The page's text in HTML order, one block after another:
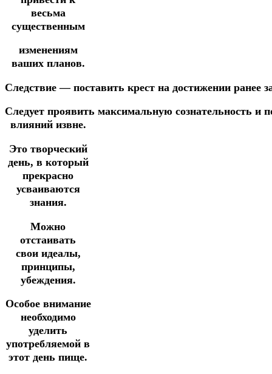
весьма
существенным
изменениям
ваших планов.
Следствие— поставить крест на достижении ранее
Следует проявить максимальную сознательность и
влияний извне.
Это творческий
день, в который
прекрасно
усваиваются
знания.
Можно
отстаивать
свои идеалы,
принципы,
убеждения.
Особое внимание
необходимо
уделить
употребляемой в
этот день пище.